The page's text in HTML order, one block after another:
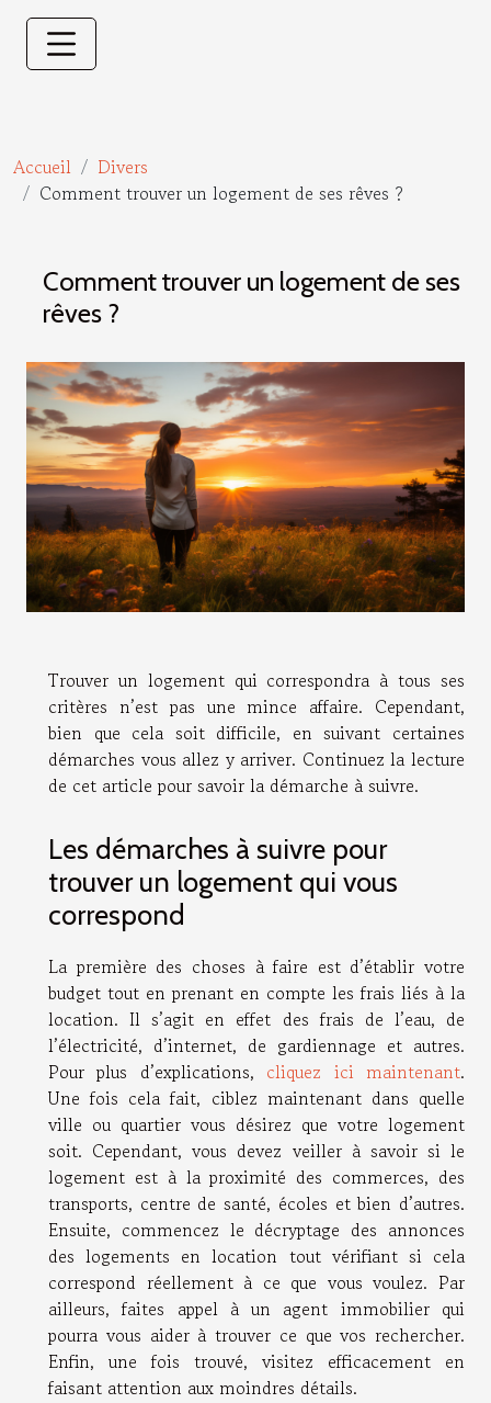
Accueil
Divers
Comment trouver un logement de ses rêves ?
Comment trouver un logement de ses
rêves ?
Trouver un logement qui correspondra à tous ses
critères n’est pas une mince affaire. Cependant,
bien que cela soit difficile, en suivant certaines
démarches vous allez y arriver. Continuez la lecture
de cet article pour savoir la démarche à suivre.
Les démarches à suivre pour
trouver un logement qui vous
correspond
La première des choses à faire est d’établir votre
budget tout en prenant en compte les frais liés à la
location. Il s’agit en effet des frais de l’eau, de
l’électricité, d’internet, de gardiennage et autres.
Pour plus d’explications, cliquez ici maintenant.
Une fois cela fait, ciblez maintenant dans quelle
ville ou quartier vous désirez que votre logement
soit. Cependant, vous devez veiller à savoir si le
logement est à la proximité des commerces, des
transports, centre de santé, écoles et bien d’autres.
Ensuite, commencez le décryptage des annonces
des logements en location tout vérifiant si cela
correspond réellement à ce que vous voulez. Par
ailleurs, faites appel à un agent immobilier qui
pourra vous aider à trouver ce que vos rechercher.
Enfin, une fois trouvé, visitez efficacement en
faisant attention aux moindres détails.